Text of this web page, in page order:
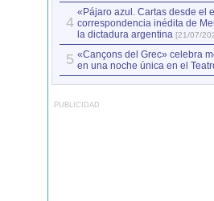
4
«Pájaro azul. Cartas desde el
correspondencia inédita de
la dictadura argentina [21/07/
5 «Cançons del Grec» celebra
en una noche única en el
PUBLICIDAD